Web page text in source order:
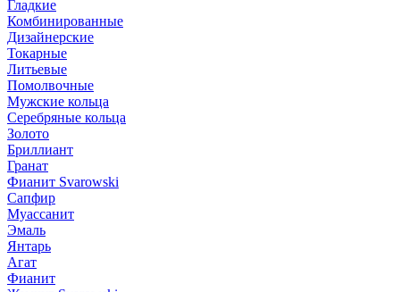
Гладкие
Комбинированные
Дизайнерские
Токарные
Литьевые
Помолвочные
Мужские кольца
Серебряные кольца
Золото
Бриллиант
Гранат
Фианит Svarowski
Сапфир
Муассанит
Эмаль
Янтарь
Агат
Фианит